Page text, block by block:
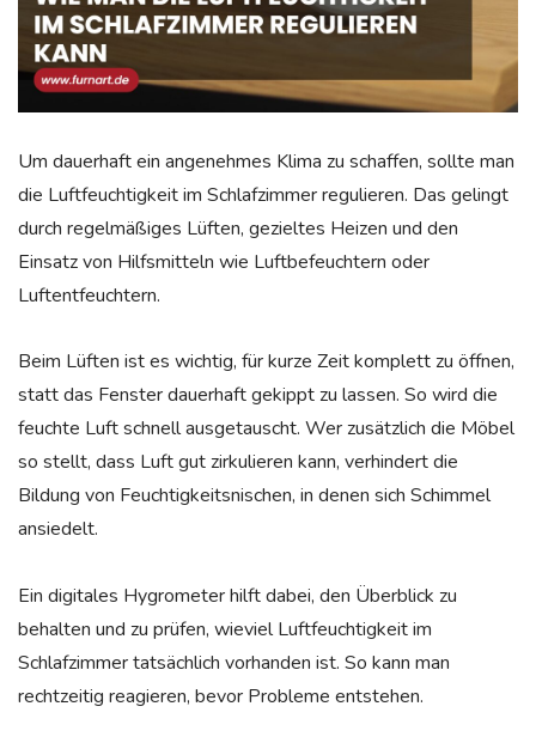
Um dauerhaft ein angenehmes Klima zu schaffen, sollte man
die Luftfeuchtigkeit im Schlafzimmer regulieren. Das gelingt
durch regelmäßiges Lüften, gezieltes Heizen und den
Einsatz von Hilfsmitteln wie Luftbefeuchtern oder
Luftentfeuchtern.
Beim Lüften ist es wichtig, für kurze Zeit komplett zu öffnen,
statt das Fenster dauerhaft gekippt zu lassen. So wird die
feuchte Luft schnell ausgetauscht. Wer zusätzlich die Möbel
so stellt, dass Luft gut zirkulieren kann, verhindert die
Bildung von Feuchtigkeitsnischen, in denen sich Schimmel
ansiedelt.
Ein digitales Hygrometer hilft dabei, den Überblick zu
behalten und zu prüfen, wieviel Luftfeuchtigkeit im
Schlafzimmer tatsächlich vorhanden ist. So kann man
rechtzeitig reagieren, bevor Probleme entstehen.